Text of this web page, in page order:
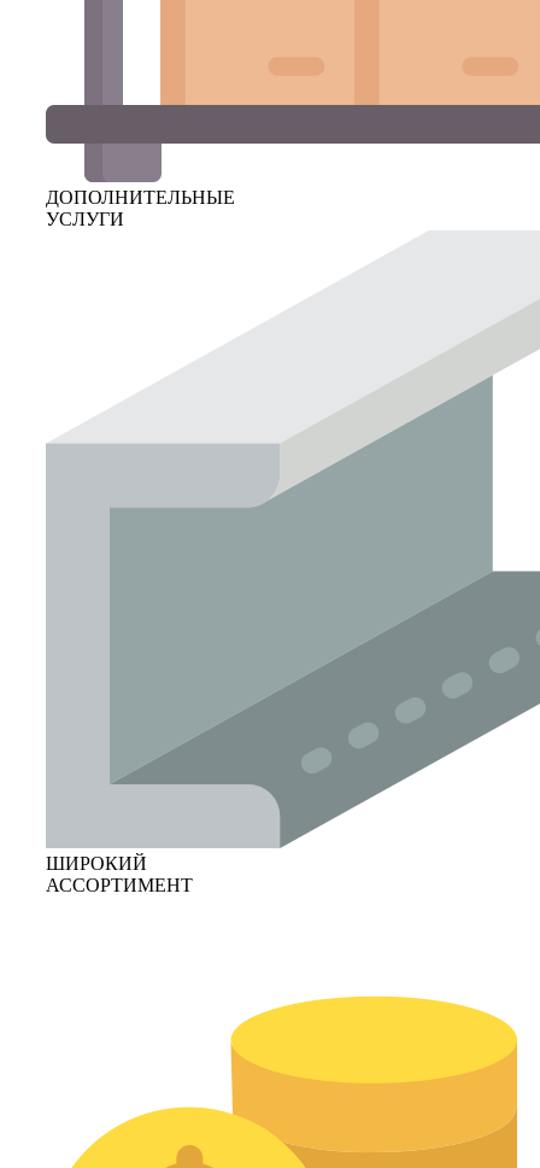
ДОПОЛНИТЕЛЬНЫЕ
УСЛУГИ
ШИРОКИЙ
АССОРТИМЕНТ